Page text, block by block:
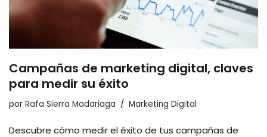
Campañas de marketing digital, claves
para medir su éxito
por Rafa Sierra Madariaga Marketing Digital
Descubre cómo medir el éxito de tus campañas de